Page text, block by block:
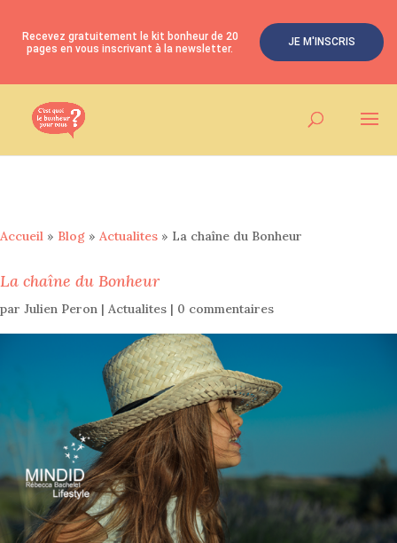
Accueil » Blog » Actualites » La chaîne du Bonheur
La chaîne du Bonheur
par Julien Peron | Actualites | 0 commentaires
Recevez gratuitement le kit bonheur de 20
pages en vous inscrivant à la newsletter.
JE M'INSCRIS